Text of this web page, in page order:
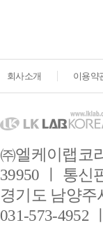
회사소개 이용약
㈜엘케이랩코
39950 ㅣ 통신
경기도 남양주
031-573-4952